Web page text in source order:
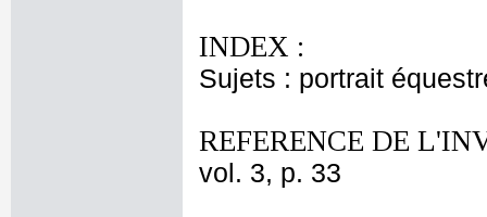
INDEX :
Sujets : portrait
REFERENCE DE
vol. 3, p. 33